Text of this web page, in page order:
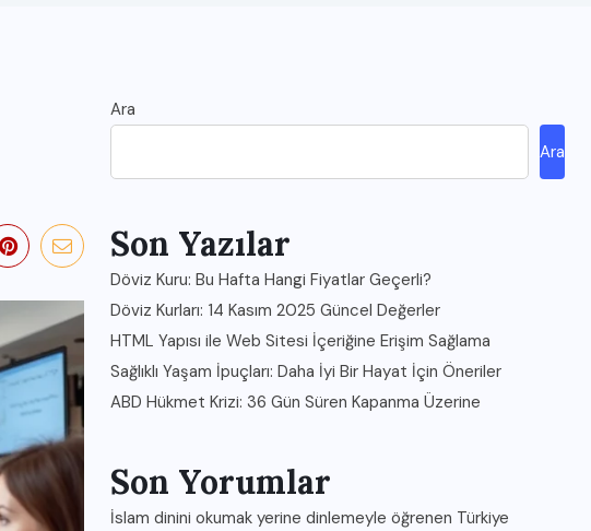
Ara
Ara
Son Yazılar
Döviz Kuru: Bu Hafta Hangi Fiyatlar Geçerli?
Döviz Kurları: 14 Kasım 2025 Güncel Değerler
HTML Yapısı ile Web Sitesi İçeriğine Erişim Sağlama
Sağlıklı Yaşam İpuçları: Daha İyi Bir Hayat İçin Öneriler
ABD Hükmet Krizi: 36 Gün Süren Kapanma Üzerine
Son Yorumlar
İslam dinini okumak yerine dinlemeyle öğrenen Türkiye